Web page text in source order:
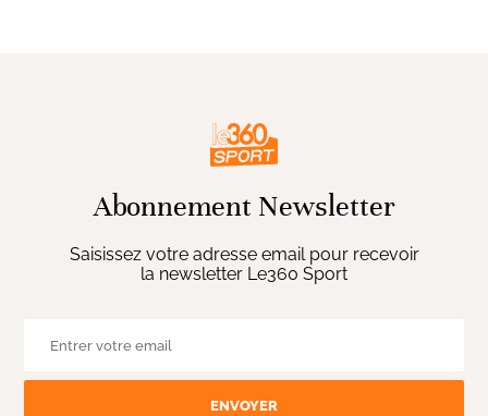
Abonnement Newsletter
Saisissez votre adresse email pour recevoir
la newsletter Le360 Sport
ENVOYER